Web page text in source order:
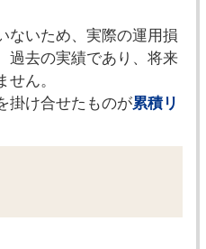
ないため、実際の運用損
過去の実績であり、将来
ん。
掛け合せたものが累積リ